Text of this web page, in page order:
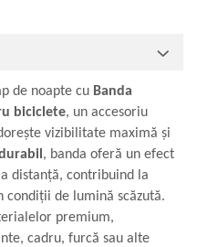
de noapte cu Banda
biciclete, un accesoriu
vizibilitate maximă și
, banda oferă un efect
distanță, contribuind la
condiții de lumină scăzută.
premium,
cadru, furcă sau alte